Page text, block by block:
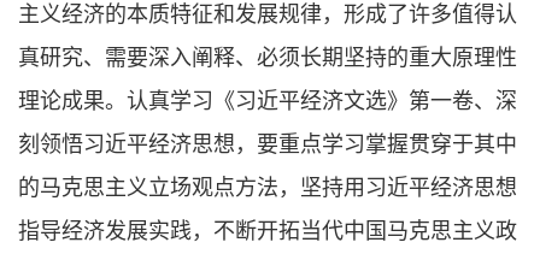
主义经济的本质特征和发展规律，形成了许多值得认
真研究、需要深入阐释、必须长期坚持的重大原理性
理论成果。认真学习《习近平经济文选》第一卷、深
刻领悟习近平经济思想，要重点学习掌握贯穿于其中
的马克思主义立场观点方法，坚持用习近平经济思想
指导经济发展实践，不断开拓当代中国马克思主义政